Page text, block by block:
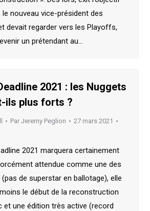
nouveau vice-président des
devait regarder vers les Playoffs,
un prétendant au…
2021 : les Nuggets
ils plus forts ?
Par Jeremy Peglion
27 mars 2021
2021 marquera certainement
attendue comme une des
de superstar en ballotage), elle
le début de la reconstruction
et une édition très active (record